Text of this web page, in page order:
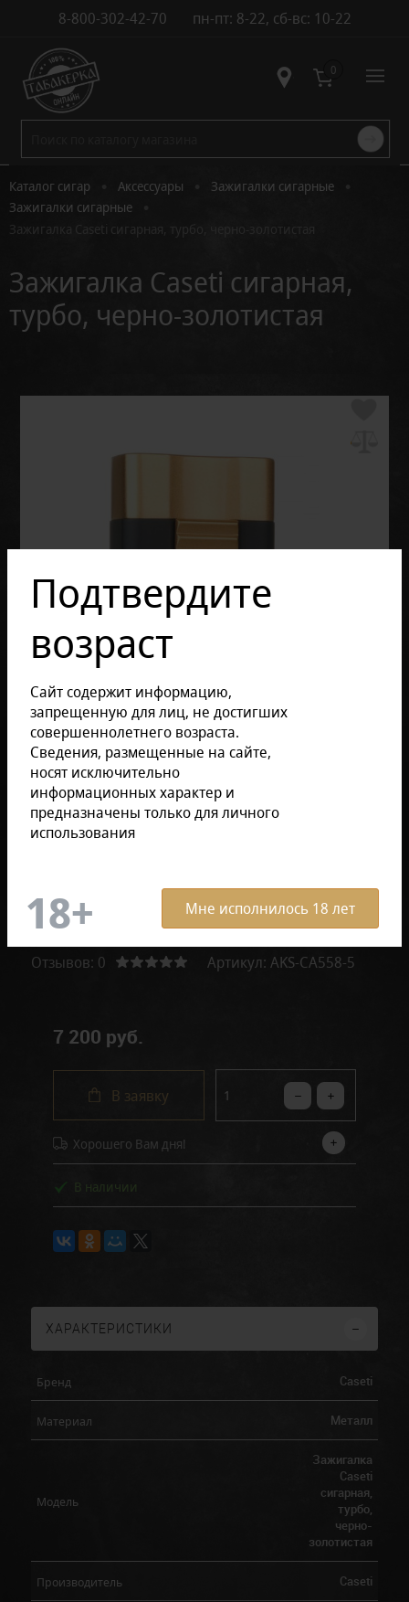
8-800-302-42-70 пн-пт: 8-22, сб-вс: 10-22
Контакты 0
Каталог сигар Аксессуары Зажигалки сигарные
Зажигалки сигарные
Зажигалка Caseti сигарная, турбо, черно-золотистая
Зажигалка Caseti сигарная,
турбо, черно-золотистая
Подтвердите
возраст
Сайт содержит информацию,
запрещенную для лиц, не достигших
совершеннолетнего возраста.
Сведения, размещенные на сайте,
носят исключительно
информационных характер и
предназначены только для личного
использования
Мне исполнилось 18 лет
Отзывов: 0 Артикул: AKS-CA558-5
7 200 руб.
В заявку
Хорошего Вам дня!
В наличии
ХАРАКТЕРИСТИКИ
Бренд Caseti
Материал Металл
Модель
Зажигалка
Caseti
сигарная,
турбо,
черно-
золотистая
Производитель Caseti